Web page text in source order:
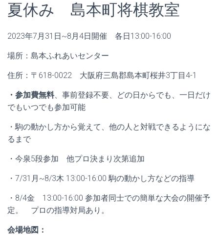
夏休み 島本町将棋教室
2023年7月31日~8月4日開催 各日13:00-16:00
場所：島本ふれあいセンター
住所：〒618-0022 大阪府三島郡島本町桜井3丁目4-1
・参加費無料、事前登録不要、どの日からでも、一日だけ
でもいつでも参加可能
・駒の動かし方から覚えて、他の人と対戦できるようにな
るまで
・今泉5段参加 他プロ決まり次第追加
・7/31月~8/3木 13:00-16:00 駒の動かし方などの指導
・8/4金 13:00-16:00 参加者同士での簡単な大会の開催予
定。 プロの指導対局あり。
会場地図：